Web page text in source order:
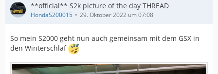
**official** S2k picture of the day THREAD
HondaS200015 29. Oktober 2022 um 07:08
So mein S2000 geht nun auch gemeinsam mit dem GSX in
den Winterschlaf